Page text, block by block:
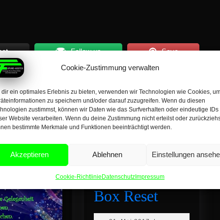
Cookie-Zustimmung verwalten
dir ein optimales Erlebnis zu bieten, verwenden wir Technologien wie Cookies,
zu speichern und/oder darauf zuzugreifen. Wenn du diesen
zustimmst, können wir Daten wie das Surfverhalten oder eindeutige IDs
Website verarbeiten. Wenn du deine Zustimmung nicht erteilst oder
bestimmte Merkmale und Funktionen beeinträchtigt werden.
Akzeptieren Ablehnen Einstellungen
Cookie-RichtlinieDatenschutzImpressum
Follow us Save
NEXT PAGE
Next
post:
Vodafone TV
Box ResetVodafone
TV